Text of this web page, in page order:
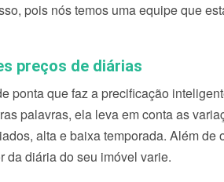
pois nós temos uma equipe que
preços de diárias
ponta que faz a precificação
palavras, ela leva em conta as
alta e baixa temporada. Além de
da diária do seu imóvel varie.